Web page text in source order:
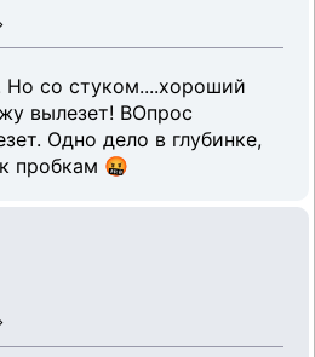
со стуком....хороший
вылезет! ВОпрос
Одно дело в глубинке,
пробкам 🤬